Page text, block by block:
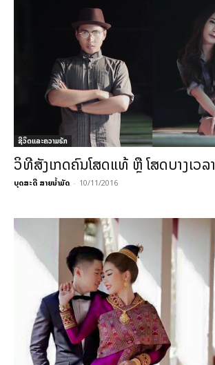
ຊີວິດແລະຄວາມຮັກ
ວິທີສັງເກດຄົນໂສດແທ້ ຫຼື ໂສດບາງເວລາ
ບຸດສະດີ ສາຍນ້ຳມັດ - 10/11/2016